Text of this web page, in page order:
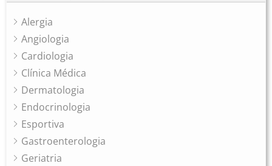
Alergia
Angiologia
Cardiologia
Clínica Médica
Dermatologia
Endocrinologia
Esportiva
Gastroenterologia
Geriatria